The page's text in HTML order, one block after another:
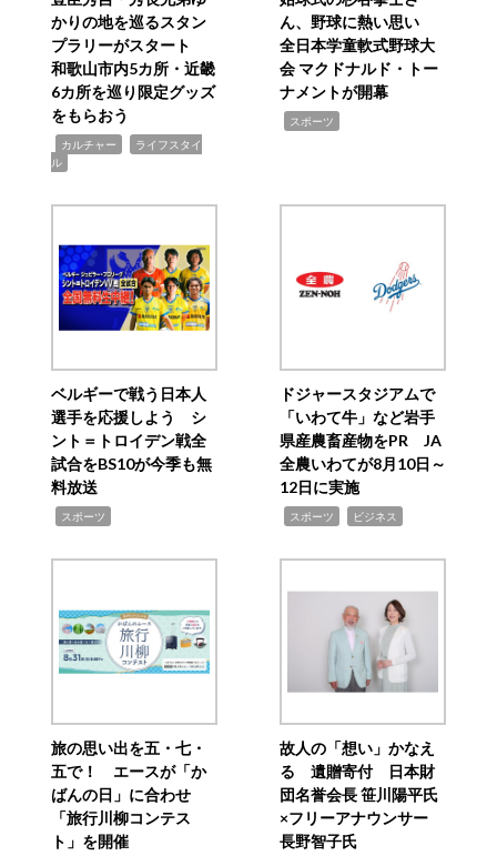
かりの地を巡るスタン
プラリーがスタート
和歌山市内5カ所・近畿
6カ所を巡り限定グッズ
をもらおう
カルチャー
ライフスタイ
ル
ん、野球に熱い思い
全日本学童軟式野球大
会 マクドナルド・トー
ナメントが開幕
スポーツ
ベルギーで戦う日本人
選手を応援しよう シ
ント＝トロイデン戦全
試合をBS10が今季も無
料放送
スポーツ
ドジャースタジアムで
「いわて牛」など岩手
県産農畜産物をPR JA
全農いわてが8月10日～
12日に実施
スポーツ ビジネス
旅の思い出を五・七・
五で！ エースが「か
ばんの日」に合わせ
「旅行川柳コンテス
ト」を開催
故人の「想い」かなえ
る 遺贈寄付 日本財
団名誉会長 笹川陽平氏
×フリーアナウンサー
長野智子氏